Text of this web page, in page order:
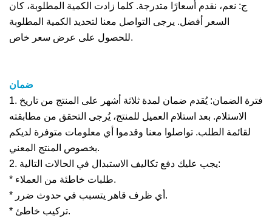
ج: نعم، نقدم أسعارًا متدرجة. كلما زادت الكمية المطلوبة، كان
السعر أفضل. يرجى التواصل معنا لتحديد الكمية المطلوبة
للحصول على عرض سعر خاص.
ضمان
1. فترة الضمان: يُقدم ضمان لمدة ثلاثة أشهر على المنتج من تاريخ
الاستلام. بعد استلام العميل للمنتج، يُرجى التحقق من مطابقته
لقائمة الطلب. تواصلوا معنا وقدموا أي معلومات متوفرة لديكم
بخصوص المنتج المعني.
2. يجب عليك دفع تكاليف الاستبدال في الحالات التالية:
* طلبات خاطئة من العملاء.
* أي ظرف قاهر يتسبب في حدوث ضرر.
* تركيب خاطئ.